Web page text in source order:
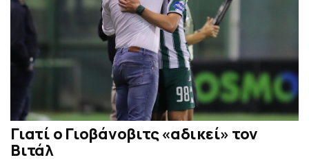
Γιατί ο Γιοβάνοβιτς «αδικεί» τον
Βιτάλ